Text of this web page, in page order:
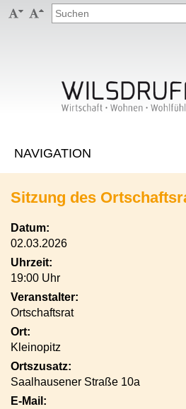
 
Sitzung des
Datum:
02.03.2026
Uhrzeit:
19:00 Uhr
Veranstalter:
Ortschaftsrat
Ort:
Kleinopitz
Ortszusatz:
Saalhausener Straße 10a
E-Mail: